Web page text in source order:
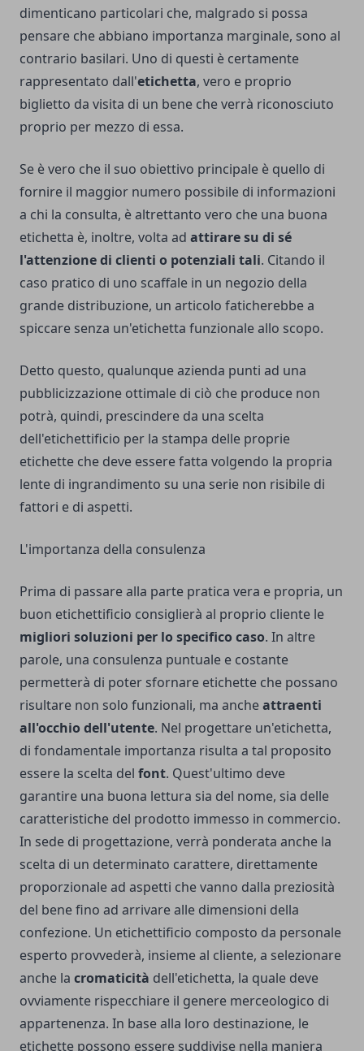
dimenticano particolari che, malgrado si possa
pensare che abbiano importanza marginale, sono al
contrario basilari. Uno di questi è certamente
rappresentato dall'etichetta, vero e proprio
biglietto da visita di un bene che verrà riconosciuto
proprio per mezzo di essa.
Se è vero che il suo obiettivo principale è quello di
fornire il maggior numero possibile di informazioni
a chi la consulta, è altrettanto vero che una buona
etichetta è, inoltre, volta ad attirare su di sé
l'attenzione di clienti o potenziali tali. Citando il
caso pratico di uno scaffale in un negozio della
grande distribuzione, un articolo faticherebbe a
spiccare senza un'etichetta funzionale allo scopo.
Detto questo, qualunque azienda punti ad una
pubblicizzazione ottimale di ciò che produce non
potrà, quindi, prescindere da una scelta
dell'etichettificio per la stampa delle proprie
etichette che deve essere fatta volgendo la propria
lente di ingrandimento su una serie non risibile di
fattori e di aspetti.
L'importanza della consulenza
Prima di passare alla parte pratica vera e propria, un
buon etichettificio consiglierà al proprio cliente le
migliori soluzioni per lo specifico caso. In altre
parole, una consulenza puntuale e costante
permetterà di poter sfornare etichette che possano
risultare non solo funzionali, ma ancheattraenti
all'occhio dell'utente. Nel progettare un'etichetta,
di fondamentale importanza risulta a tal proposito
essere la scelta del font. Quest'ultimo deve
garantire una buona lettura sia del nome, sia delle
caratteristiche del prodotto immesso in commercio.
In sede di progettazione, verrà ponderata anche la
scelta di un determinato carattere, direttamente
proporzionale ad aspetti che vanno dalla preziosità
del bene fino ad arrivare alle dimensioni della
confezione. Un etichettificio composto da personale
esperto provvederà, insieme al cliente, a selezionare
anche la cromaticità dell'etichetta, la quale deve
ovviamente rispecchiare il genere merceologico di
appartenenza. In base alla loro destinazione, le
etichette possono essere suddivise nella maniera